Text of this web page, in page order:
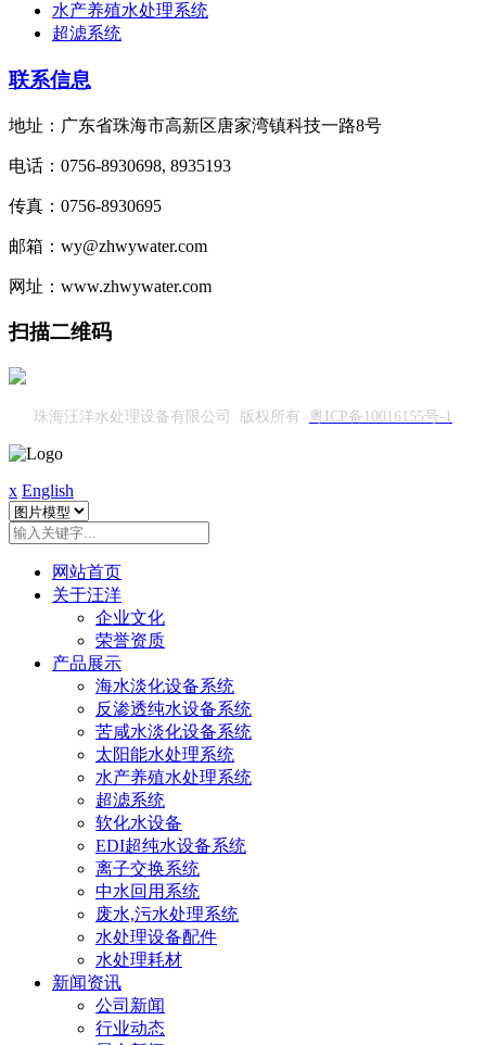
水产养殖水处理系统
超滤系统
联系信息
地址：广东省珠海市高新区唐家湾镇科技一路8号
电话：0756-8930698, 8935193
传真：0756-8930695
邮箱：wy@zhwywater.com
网址：www.zhwywater.com
扫描二维码
珠海汪洋水处理设备有限公司 版权所有 粤ICP备10016155号-1
x English
网站首页
关于汪洋
企业文化
荣誉资质
产品展示
海水淡化设备系统
反渗透纯水设备系统
苦咸水淡化设备系统
太阳能水处理系统
水产养殖水处理系统
超滤系统
软化水设备
EDI超纯水设备系统
离子交换系统
中水回用系统
废水,污水处理系统
水处理设备配件
水处理耗材
新闻资讯
公司新闻
行业动态